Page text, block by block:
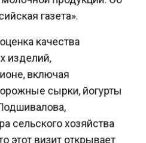
газета».
качества
изделий,
включая
сырки, йогурты
сельского хозяйства
этот визит открывает